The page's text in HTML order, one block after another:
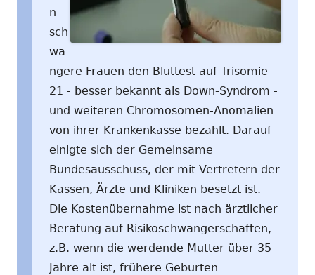
n
sch
wa
ngere Frauen den Bluttest auf Trisomie
21 - besser bekannt als Down-Syndrom -
und weiteren Chromosomen-Anomalien
von ihrer Krankenkasse bezahlt. Darauf
einigte sich der Gemeinsame
Bundesausschuss, der mit Vertretern der
Kassen, Ärzte und Kliniken besetzt ist.
Die Kostenübernahme ist nach ärztlicher
Beratung auf Risikoschwangerschaften,
z.B. wenn die werdende Mutter über 35
Jahre alt ist, frühere Geburten